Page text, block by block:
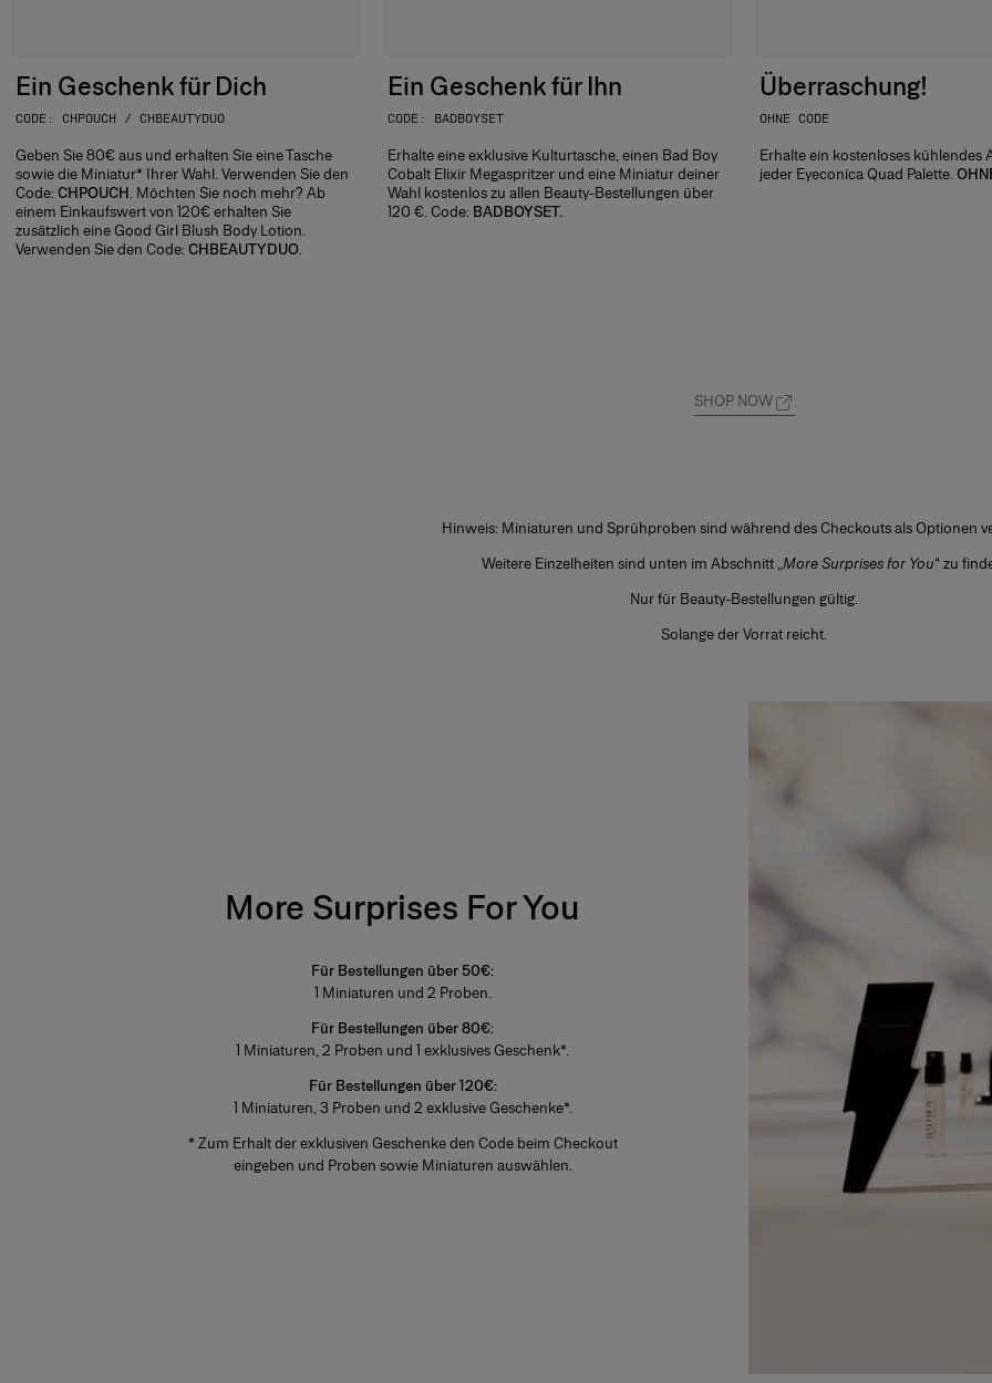
Ein Geschenk für Dich
CODE: CHPOUCH / CHBEAUTYDUO
Geben Sie 80€ aus und erhalten Sie eine Tasche
sowie die Miniatur* Ihrer Wahl. Verwenden Sie den
Code: CHPOUCH. Möchten Sie noch mehr? Ab
einem Einkaufswert von 120€ erhalten Sie
zusätzlich eine Good Girl Blush Body Lotion.
Verwenden Sie den Code: CHBEAUTYDUO.
Ein Geschenk für Ihn
CODE: BADBOYSET
Erhalte eine exklusive Kulturtasche, einen Bad Boy
Cobalt Elixir Megaspritzer und eine Miniatur deiner
Wahl kostenlos zu allen Beauty-Bestellungen über
120 €. Code: BADBOYSET.
Überraschung!
OHNE CODE
Erhalte ein kostenloses kühlendes
jeder Eyeconica Quad Palette.
SHOP NOW
Hinweis: Miniaturen und Sprühproben sind während des Checkouts als Optionen
Weitere Einzelheiten sind unten im Abschnitt „More Surprises for You“ zu
Nur für Beauty-Bestellungen gültig.
Solange der Vorrat reicht.
More Surprises For You
Für Bestellungen über 50€:
1 Miniaturen und 2 Proben.
Für Bestellungen über 80€:
1 Miniaturen, 2 Proben und 1 exklusives Geschenk*.
Für Bestellungen über 120€:
1 Miniaturen, 3 Proben und 2 exklusive Geschenke*.
* Zum Erhalt der exklusiven Geschenke den Code beim Checkout
eingeben und Proben sowie Miniaturen auswählen.